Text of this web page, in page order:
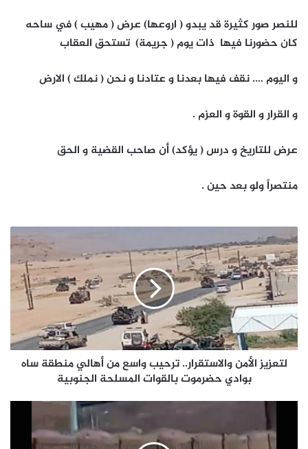
للنصر صور كثيرة قد يبدو ( اروعها) عرض ( مهيب ) في ساحه
كان حضورنا فيها ذات يوم ( جريمة) تستحق العقاب
و اليوم …. نقف فيها بعدنا و عتادنا و نحن ( نملك ) الارض
و القرار و القوة و العزم .
عرض للتاريخ و درس ( يؤكد) أن صاحب القضية و الحق
منتصراً ولو بعد حين .
لتعزيز
الأمن
والاستقرار.. ترحيب
واسع
من
أهالي
منطقة
ساه
بوادي
حضرموت
الجنوبية
لتعزيز الأمن والاستقرار.. ترحيب واسع من أهالي منطقة ساه
بوادي حضرموت بالقوات المسلحة الجنوبية